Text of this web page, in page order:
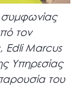
συμφωνίας
τον
Edli Marcus
Υπηρεσίας
του